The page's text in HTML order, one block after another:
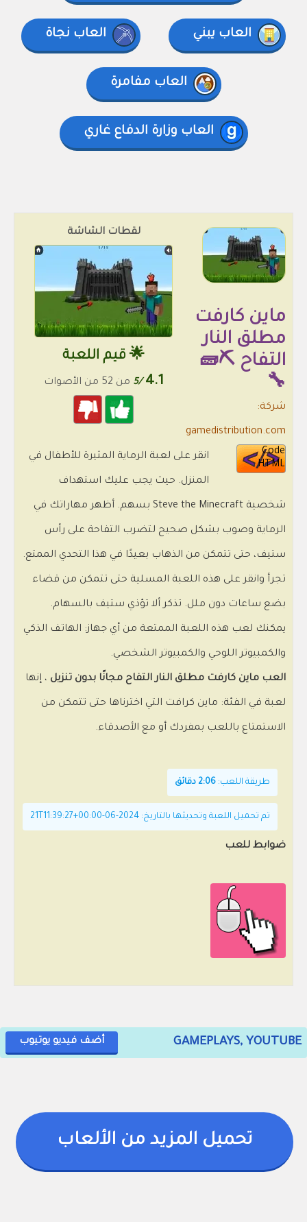
العاب يبني العاب نجاة
العاب مفامرة
العاب وزارة الدفاع غاري
لقطات الشاشة
🌟 قيم اللعبة
4.1
/5 من 52 من الأصوات
ماين كارفت
مطلق النار
التفاح ⛏️🧱
🔧
شركة:
gamedistribution.com
Code
HTML
انقر على لعبة الرماية المثيرة للأطفال في
المنزل. حيث يجب عليك استهداف
شخصية Steve the Minecraft بسهم. أظهر مهاراتك في
الرماية وصوب بشكل صحيح لتضرب التفاحة على رأس
ستيف، حتى تتمكن من الذهاب بعيدًا في هذا التحدي الممتع.
تجرأ وانقر على هذه اللعبة المسلية حتى تتمكن من قضاء
بضع ساعات دون ملل. تذكر ألا تؤذي ستيف بالسهام.
يمكنك لعب هذه اللعبة الممتعة من أي جهاز: الهاتف الذكي
والكمبيوتر اللوحي والكمبيوتر الشخصي.
العب ماين كارفت مطلق النار التفاح مجانًا بدون تنزيل ، إنها
لعبة في الفئة: ماين كرافت التي اخترناها حتى تتمكن من
الاستمتاع باللعب بمفردك أو مع الأصدقاء.
طريقة اللعب: 2:06 دقائق
تم تحميل اللعبة وتحديثها بالتاريخ: 2024-06-21T11:39:27+00:00
ضوابط للعب
GAMEPLAYS, YOUTUBE أضف فيديو يوتيوب
تحميل المزيد من الألعاب